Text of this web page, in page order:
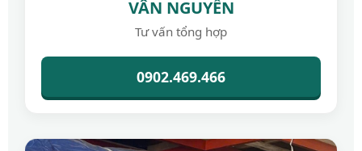
VÂN NGUYỄN
Tư vấn tổng hợp
0902.469.466